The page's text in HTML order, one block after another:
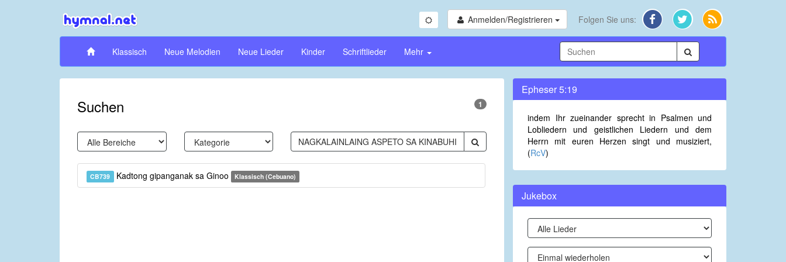
Anmelden/Registrieren Folgen Sie uns:
Klassisch Neue Melodien Neue Lieder Kinder Schriftlieder Mehr
Suchen 1
CB739 Kadtong gipanganak sa Ginoo Klassisch (Cebuano)
Epheser 5:19
indem Ihr zueinander sprecht in Psalmen und
Lobliedern und geistlichen Liedern und dem
Herrn mit euren Herzen singt und musiziert,
(RcV)
Jukebox